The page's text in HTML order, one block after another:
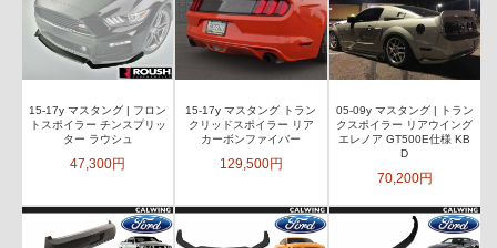
15-17y マスタング | フロン
トスポイラー チンスプリッ
ター ラウシュ
47,300円
15-17y マスタング トラン
クリッドスポイラー リア
カーボンファイバー
129,500円
05-09y マスタング | トラン
クスポイラー リアウイング
エレノア GT500E仕様 KB
D
70,200円